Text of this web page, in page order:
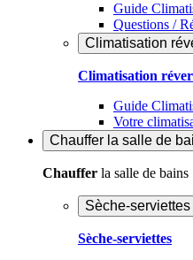
Guide
Questions /
Climatisation
Climatisation
Guide
Votre
Chauffer la salle de
Chauffer la salle de bains
Sèche-serviettes
Sèche-serviettes